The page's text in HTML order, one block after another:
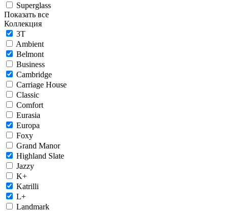
Superglass
Показать все
Коллекция
3T
Ambient
Belmont
Business
Cambridge
Carriage House
Classic
Comfort
Eurasia
Europa
Foxy
Grand Manor
Highland Slate
Jazzy
K+
Katrilli
L+
Landmark